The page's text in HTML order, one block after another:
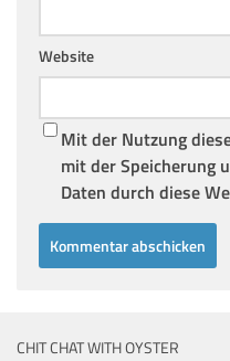
Website
Mit der Nutzung
mit der Speicherung
Daten durch diese
CHIT CHAT WITH OYSTER